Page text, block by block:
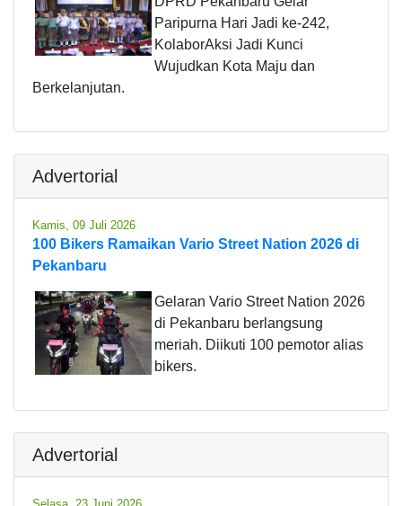
Paripurna Hari Jadi ke-242,
KolaborAksi Jadi Kunci
Wujudkan Kota Maju dan
Berkelanjutan.
Advertorial
Kamis, 09 Juli 2026
100 Bikers Ramaikan Vario Street Nation 2026 di
Pekanbaru
Gelaran Vario Street Nation 2026
di Pekanbaru berlangsung
meriah. Diikuti 100 pemotor alias
bikers.
Advertorial
Selasa, 23 Juni 2026